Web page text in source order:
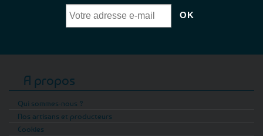
A propos
Qui sommes-nous ?
Nos artisans et producteurs
Cookies